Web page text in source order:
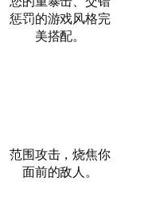
惩罚的游戏风格完
美搭配。
范围攻击，烧焦你
面前的敌人。